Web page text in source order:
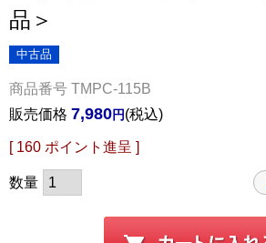
品＞
中古品
商品番号 TMPC-115B
販売価格 7,980 税込
[ 160 ポイント進呈 ]